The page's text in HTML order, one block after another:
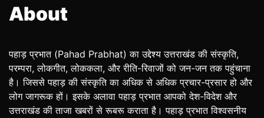
About
पहाड़ प्रभात (Pahad Prabhat) का उद्देश्य उत्तराखंड की संस्कृति,
परम्परा, लोकगीत, लोककला, और रीति-रिवाजों को जन-जन तक पहुंचाना
है। जिससे पहाड़ की संस्कृति का अधिक से अधिक प्रचार-प्रसार हो और
लोग जागरूक हों। इसके अलावा पहाड़ प्रभात आपको देश-विदेश और
उत्तराखंड की ताजा खबरों से रूबरू कराता है। पहाड़ प्रभात विश्वसनीय